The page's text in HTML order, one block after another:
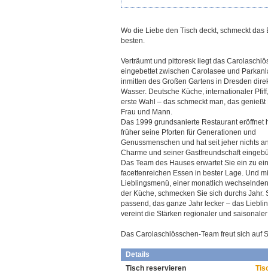
Wo die Liebe den Tisch deckt, schmeckt das
besten.
Verträumt und pittoresk liegt das
eingebettet zwischen Carolasee und
inmitten des Großen Gartens in Dresden
Wasser. Deutsche Küche, internationaler
erste Wahl – das schmeckt man, das genießt
Frau und Mann.
Das 1999 grundsanierte Restaurant eröffnet
früher seine Pforten für Generationen und
Genussmenschen und hat seit jeher nichts
Charme und seiner Gastfreundschaft
Das Team des Hauses erwartet Sie ein zu
facettenreichen Essen in bester Lage. Und
Lieblingsmenü, einer monatlich
der Küche, schmecken Sie sich durchs Jahr.
passend, das ganze Jahr lecker – das
vereint die Stärken regionaler und
Das Carolaschlösschen-Team freut sich auf
Details
Tisch reservieren